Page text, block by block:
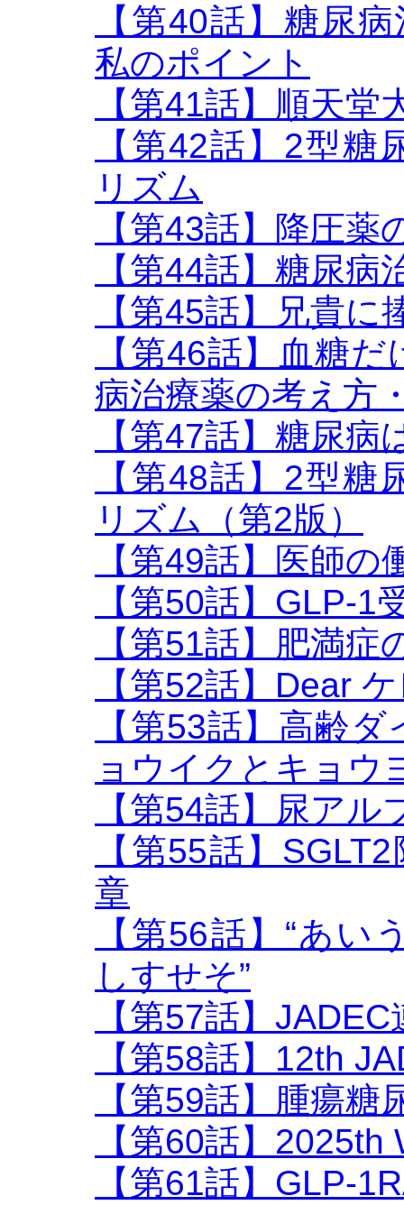
【第40話】糖尿
私のポイント
【第41話】順天
【第42話】2型
リズム
【第43話】降圧薬
【第44話】糖尿
【第45話】兄貴
【第46話】血糖
病治療薬の考え方
【第47話】糖尿病
【第48話】2型
リズム（第2版）
【第49話】医師の
【第50話】GLP-1
【第51話】肥満症
【第52話】Dear
【第53話】高齢
ョウイクとキョウ
【第54話】尿ア
【第55話】
章
【第56話】“あ
しすせそ”
【第57話】
【第58話】12th
【第59話】腫瘍糖
【第60話】2025th
【第61話】GLP-